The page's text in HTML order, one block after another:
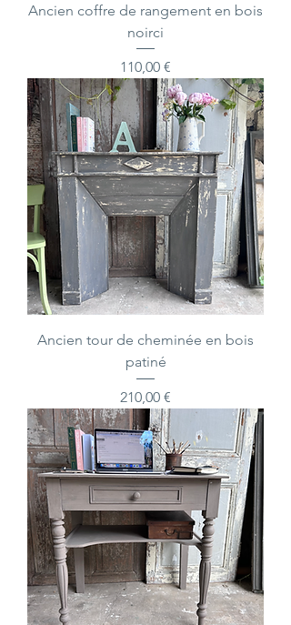
Ancien coffre de rangement en bois
noirci
Prix
110,00 €
Ancien tour de cheminée en bois
patiné
Prix
210,00 €